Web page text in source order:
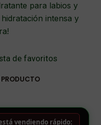
para labios y
intensa y
de favoritos